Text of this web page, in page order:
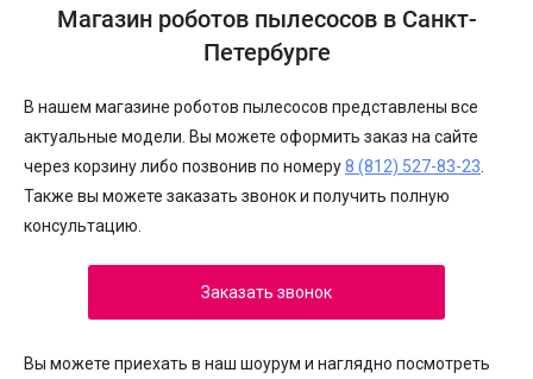
Магазин роботов пылесосов в Санкт-
Петербурге
В нашем магазине роботов пылесосов представлены все
актуальные модели. Вы можете оформить заказ на сайте
через корзину либо позвонив по номеру8 (812) 527-83-23
Также вы можете заказать звонок и получить полную
консультацию.
Заказать звонок
Вы можете приехать в наш шоурум и наглядно посмотреть